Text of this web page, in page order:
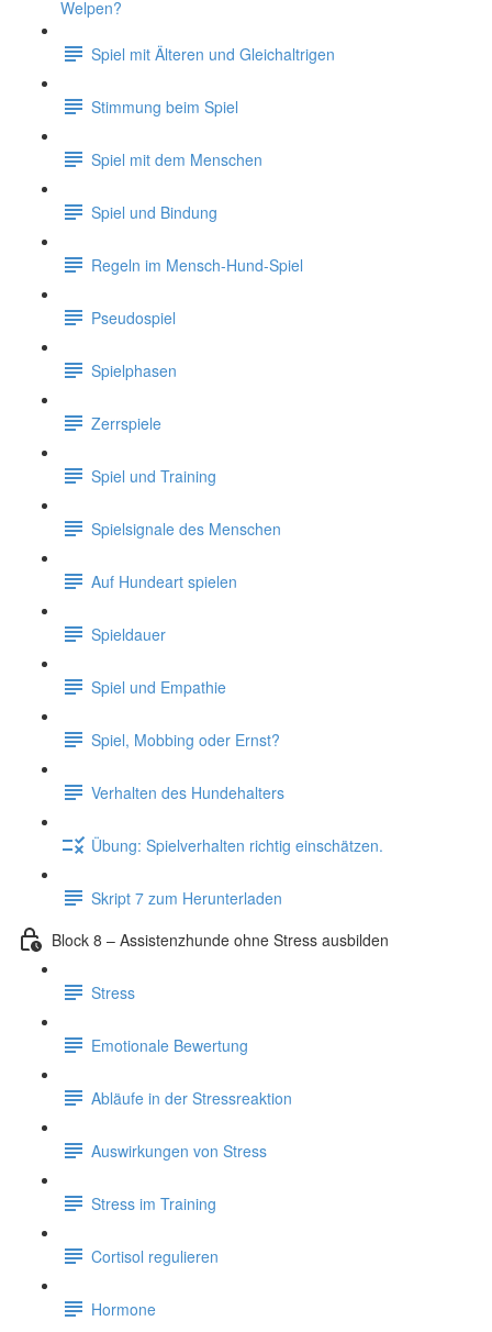
Welpen?
Spiel mit Älteren und Gleichaltrigen
Stimmung beim Spiel
Spiel mit dem Menschen
Spiel und Bindung
Regeln im Mensch-Hund-Spiel
Pseudospiel
Spielphasen
Zerrspiele
Spiel und Training
Spielsignale des Menschen
Auf Hundeart spielen
Spieldauer
Spiel und Empathie
Spiel, Mobbing oder Ernst?
Verhalten des Hundehalters
Übung: Spielverhalten richtig einschätzen.
Skript 7 zum Herunterladen
Block 8 – Assistenzhunde ohne Stress ausbilden
Stress
Emotionale Bewertung
Abläufe in der Stressreaktion
Auswirkungen von Stress
Stress im Training
Cortisol regulieren
Hormone